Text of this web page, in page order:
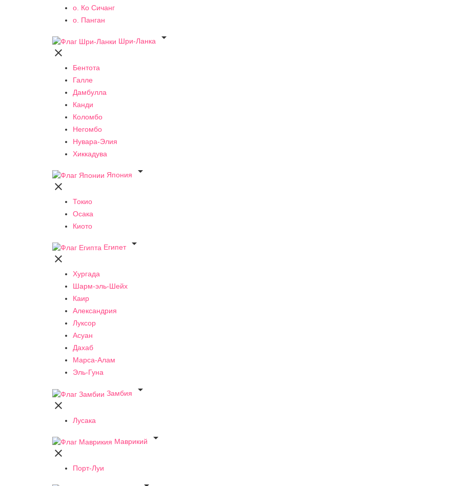
о. Ко Сичанг
о. Панган
Шри-Ланка


Бентота
Галле
Дамбулла
Канди
Коломбо
Негомбо
Нувара-Элия
Хиккадува
Япония


Токио
Осака
Киото
Египет


Хургада
Шарм-эль-Шейх
Каир
Александрия
Луксор
Асуан
Дахаб
Марса-Алам
Эль-Гуна
Замбия


Лусака
Маврикий


Порт-Луи